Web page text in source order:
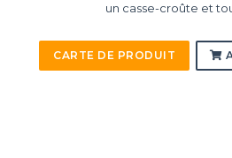
un casse-croûte et
CARTE DE PRODUIT